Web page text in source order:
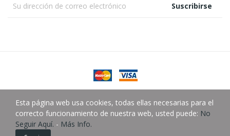
Suscribirse
Copyright © González Almacén Fotográfico SLU.
Esta página web usa cookies, todas ellas necesarias para el
correcto funcionamiento de nuestra web, usted puede: No
Seguir Aquí. - Más Info.